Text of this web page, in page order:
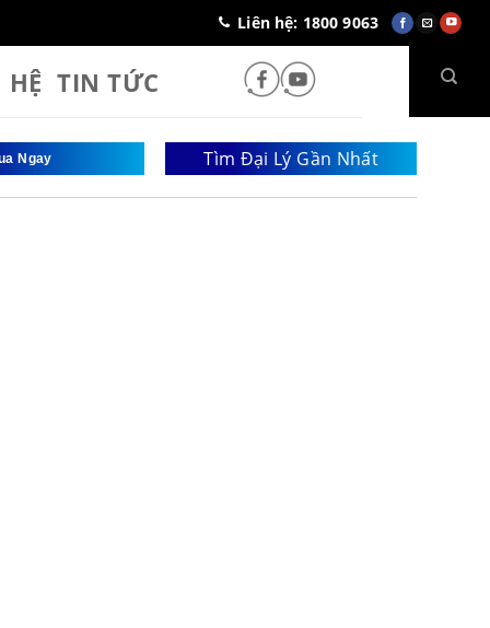
Liên hệ: 1800 9063
HỆ TIN TỨC
Ngay Tìm Đại Lý Gần Nhất